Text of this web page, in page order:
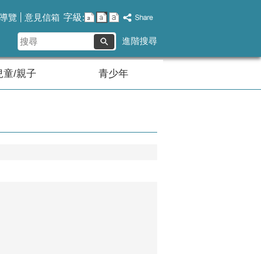
覽 意見信箱 字級:
搜
尋
進階搜尋
童/親子 青少年